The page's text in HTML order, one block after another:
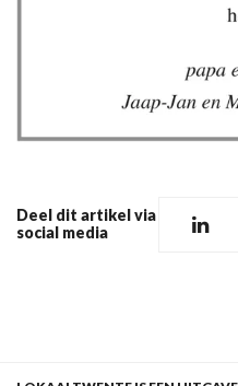
Deel dit artikel via
social media